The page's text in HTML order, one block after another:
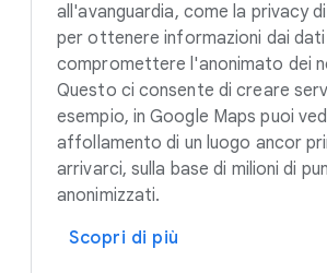
all'avanguardia, come la privacy
per ottenere informazioni dai dati
compromettere l'anonimato dei
Questo ci consente di creare
esempio, in Google Maps puoi
affollamento di un luogo ancor
arrivarci, sulla base di milioni di
anonimizzati.
Scopri di più